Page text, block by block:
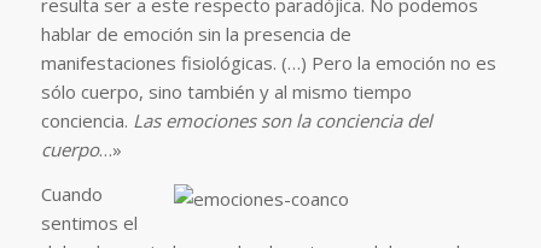
resulta ser a este respecto paradójica. No podemos
hablar de emoción sin la presencia de
manifestaciones fisiológicas. (…) Pero la emoción no es
sólo cuerpo, sino también y al mismo tiempo
conciencia. Las emociones son la conciencia del
cuerpo…»
Cuando
sentimos el